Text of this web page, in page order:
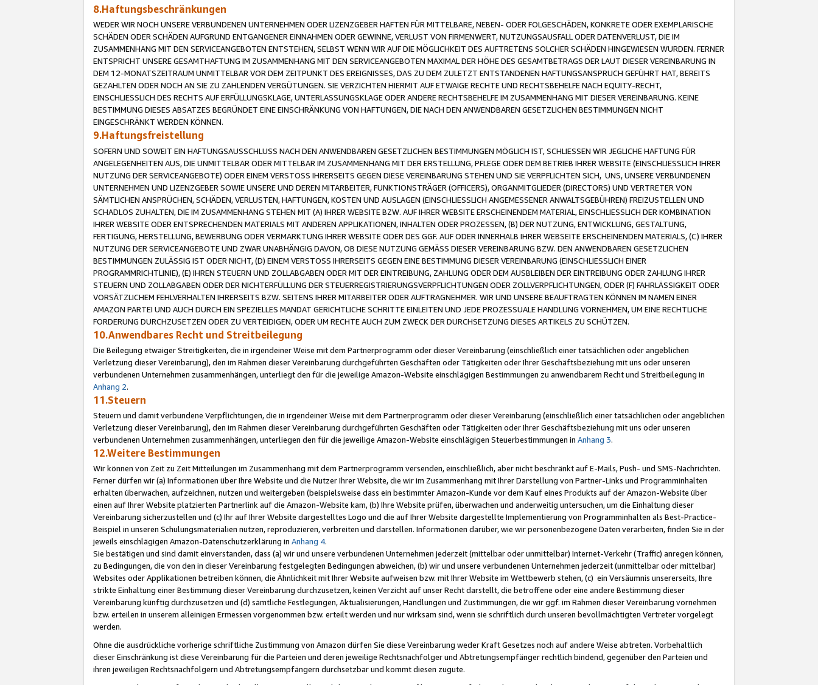
8.Haftungsbeschränkungen
WEDER WIR NOCH UNSERE VERBUNDENEN UNTERNEHMEN ODER LIZENZGEBER HAFTEN FÜR MITTELBARE, NEBEN- ODER FOLGESCHÄDEN, KONKRETE ODER EXEMPLARISCHE
SCHÄDEN ODER SCHÄDEN AUFGRUND ENTGANGENER EINNAHMEN ODER GEWINNE, VERLUST VON FIRMENWERT, NUTZUNGSAUSFALL ODER DATENVERLUST, DIE IM
ZUSAMMENHANG MIT DEN SERVICEANGEBOTEN ENTSTEHEN, SELBST WENN WIR AUF DIE MÖGLICHKEIT DES AUFTRETENS SOLCHER SCHÄDEN HINGEWIESEN WURDEN. FERNER
ENTSPRICHT UNSERE GESAMTHAFTUNG IM ZUSAMMENHANG MIT DEN SERVICEANGEBOTEN MAXIMAL DER HÖHE DES GESAMTBETRAGS DER LAUT DIESER VEREINBARUNG IN
DEM 12-MONATSZEITRAUM UNMITTELBAR VOR DEM ZEITPUNKT DES EREIGNISSES, DAS ZU DEM ZULETZT ENTSTANDENEN HAFTUNGSANSPRUCH GEFÜHRT HAT, BEREITS
GEZAHLTEN ODER NOCH AN SIE ZU ZAHLENDEN VERGÜTUNGEN. SIE VERZICHTEN HIERMIT AUF ETWAIGE RECHTE UND RECHTSBEHELFE NACH EQUITY-RECHT,
EINSCHLIESSLICH DES RECHTS AUF ERFÜLLUNGSKLAGE, UNTERLASSUNGSKLAGE ODER ANDERE RECHTSBEHELFE IM ZUSAMMENHANG MIT DIESER VEREINBARUNG. KEINE
BESTIMMUNG DIESES ABSATZES BEGRÜNDET EINE EINSCHRÄNKUNG VON HAFTUNGEN, DIE NACH DEN ANWENDBAREN GESETZLICHEN BESTIMMUNGEN NICHT
EINGESCHRÄNKT WERDEN KÖNNEN.
9.Haftungsfreistellung
SOFERN UND SOWEIT EIN HAFTUNGSAUSSCHLUSS NACH DEN ANWENDBAREN GESETZLICHEN BESTIMMUNGEN MÖGLICH IST, SCHLIESSEN WIR JEGLICHE HAFTUNG FÜR
ANGELEGENHEITEN AUS, DIE UNMITTELBAR ODER MITTELBAR IM ZUSAMMENHANG MIT DER ERSTELLUNG, PFLEGE ODER DEM BETRIEB IHRER WEBSITE (EINSCHLIESSLICH IHRER
NUTZUNG DER SERVICEANGEBOTE) ODER EINEM VERSTOSS IHRERSEITS GEGEN DIESE VEREINBARUNG STEHEN UND SIE VERPFLICHTEN SICH, UNS, UNSERE VERBUNDENEN
UNTERNEHMEN UND LIZENZGEBER SOWIE UNSERE UND DEREN MITARBEITER, FUNKTIONSTRÄGER (OFFICERS), ORGANMITGLIEDER (DIRECTORS) UND VERTRETER VON
SÄMTLICHEN ANSPRÜCHEN, SCHÄDEN, VERLUSTEN, HAFTUNGEN, KOSTEN UND AUSLAGEN (EINSCHLIESSLICH ANGEMESSENER ANWALTSGEBÜHREN) FREIZUSTELLEN UND
SCHADLOS ZUHALTEN, DIE IM ZUSAMMENHANG STEHEN MIT (A) IHRER WEBSITE BZW. AUF IHRER WEBSITE ERSCHEINENDEM MATERIAL, EINSCHLIESSLICH DER KOMBINATION
IHRER WEBSITE ODER ENTSPRECHENDEN MATERIALS MIT ANDEREN APPLIKATIONEN, INHALTEN ODER PROZESSEN, (B) DER NUTZUNG, ENTWICKLUNG, GESTALTUNG,
FERTIGUNG, HERSTELLUNG, BEWERBUNG ODER VERMARKTUNG IHRER WEBSITE ODER DES GGF. AUF ODER INNERHALB IHRER WEBSEITE ERSCHEINENDEN MATERIALS, (C) IHRER
NUTZUNG DER SERVICEANGEBOTE UND ZWAR UNABHÄNGIG DAVON, OB DIESE NUTZUNG GEMÄSS DIESER VEREINBARUNG BZW. DEN ANWENDBAREN GESETZLICHEN
BESTIMMUNGEN ZULÄSSIG IST ODER NICHT, (D) EINEM VERSTOSS IHRERSEITS GEGEN EINE BESTIMMUNG DIESER VEREINBARUNG (EINSCHLIESSLICH EINER
PROGRAMMRICHTLINIE), (E) IHREN STEUERN UND ZOLLABGABEN ODER MIT DER EINTREIBUNG, ZAHLUNG ODER DEM AUSBLEIBEN DER EINTREIBUNG ODER ZAHLUNG IHRER
STEUERN UND ZOLLABGABEN ODER DER NICHTERFÜLLUNG DER STEUERREGISTRIERUNGSVERPFLICHTUNGEN ODER ZOLLVERPFLICHTUNGEN, ODER (F) FAHRLÄSSIGKEIT ODER
VORSÄTZLICHEM FEHLVERHALTEN IHRERSEITS BZW. SEITENS IHRER MITARBEITER ODER AUFTRAGNEHMER. WIR UND UNSERE BEAUFTRAGTEN KÖNNEN IM NAMEN EINER
AMAZON PARTEI UND AUCH DURCH EIN SPEZIELLES MANDAT GERICHTLICHE SCHRITTE EINLEITEN UND JEDE PROZESSUALE HANDLUNG VORNEHMEN, UM EINE RECHTLICHE
FORDERUNG DURCHZUSETZEN ODER ZU VERTEIDIGEN, ODER UM RECHTE AUCH ZUM ZWECK DER DURCHSETZUNG DIESES ARTIKELS ZU SCHÜTZEN.
10.Anwendbares Recht und Streitbeilegung
Die Beilegung etwaiger Streitigkeiten, die in irgendeiner Weise mit dem Partnerprogramm oder dieser Vereinbarung (einschließlich einer tatsächlichen oder angeblichen
Verletzung dieser Vereinbarung), den im Rahmen dieser Vereinbarung durchgeführten Geschäften oder Tätigkeiten oder Ihrer Geschäftsbeziehung mit uns oder unseren
verbundenen Unternehmen zusammenhängen, unterliegt den für die jeweilige Amazon-Website einschlägigen Bestimmungen zu anwendbarem Recht und Streitbeilegung in
Anhang 2.
11.Steuern
Steuern und damit verbundene Verpflichtungen, die in irgendeiner Weise mit dem Partnerprogramm oder dieser Vereinbarung (einschließlich einer tatsächlichen oder angeblichen
Verletzung dieser Vereinbarung), den im Rahmen dieser Vereinbarung durchgeführten Geschäften oder Tätigkeiten oder Ihrer Geschäftsbeziehung mit uns oder unseren
verbundenen Unternehmen zusammenhängen, unterliegen den für die jeweilige Amazon-Website einschlägigen Steuerbestimmungen in Anhang 3.
12.Weitere Bestimmungen
Wir können von Zeit zu Zeit Mitteilungen im Zusammenhang mit dem Partnerprogramm versenden, einschließlich, aber nicht beschränkt auf E-Mails, Push- und SMS-Nachrichten.
Ferner dürfen wir (a) Informationen über Ihre Website und die Nutzer Ihrer Website, die wir im Zusammenhang mit Ihrer Darstellung von Partner-Links und Programminhalten
erhalten überwachen, aufzeichnen, nutzen und weitergeben (beispielsweise dass ein bestimmter Amazon-Kunde vor dem Kauf eines Produkts auf der Amazon-Website über
einen auf Ihrer Website platzierten Partnerlink auf die Amazon-Website kam, (b) Ihre Website prüfen, überwachen und anderweitig untersuchen, um die Einhaltung dieser
Vereinbarung sicherzustellen und (c) Ihr auf Ihrer Website dargestelltes Logo und die auf Ihrer Website dargestellte Implementierung von Programminhalten als Best-Practice-
Beispiel in unseren Schulungsmaterialien nutzen, reproduzieren, verbreiten und darstellen. Informationen darüber, wie wir personenbezogene Daten verarbeiten, finden Sie in der
jeweils einschlägigen Amazon-Datenschutzerklärung in Anhang 4.
Sie bestätigen und sind damit einverstanden, dass (a) wir und unsere verbundenen Unternehmen jederzeit (mittelbar oder unmittelbar) Internet-Verkehr (Traffic) anregen können,
zu Bedingungen, die von den in dieser Vereinbarung festgelegten Bedingungen abweichen, (b) wir und unsere verbundenen Unternehmen jederzeit (unmittelbar oder mittelbar)
Websites oder Applikationen betreiben können, die Ähnlichkeit mit Ihrer Website aufweisen bzw. mit Ihrer Website im Wettbewerb stehen, (c) ein Versäumnis unsererseits, Ihre
strikte Einhaltung einer Bestimmung dieser Vereinbarung durchzusetzen, keinen Verzicht auf unser Recht darstellt, die betroffene oder eine andere Bestimmung dieser
Vereinbarung künftig durchzusetzen und (d) sämtliche Festlegungen, Aktualisierungen, Handlungen und Zustimmungen, die wir ggf. im Rahmen dieser Vereinbarung vornehmen
bzw. erteilen in unserem alleinigen Ermessen vorgenommen bzw. erteilt werden und nur wirksam sind, wenn sie schriftlich durch unseren bevollmächtigten Vertreter vorgelegt
werden.
Ohne die ausdrückliche vorherige schriftliche Zustimmung von Amazon dürfen Sie diese Vereinbarung weder Kraft Gesetzes noch auf andere Weise abtreten. Vorbehaltlich
dieser Einschränkung ist diese Vereinbarung für die Parteien und deren jeweilige Rechtsnachfolger und Abtretungsempfänger rechtlich bindend, gegenüber den Parteien und
ihren jeweiligen Rechtsnachfolgern und Abtretungsempfängern durchsetzbar und kommt diesen zugute.